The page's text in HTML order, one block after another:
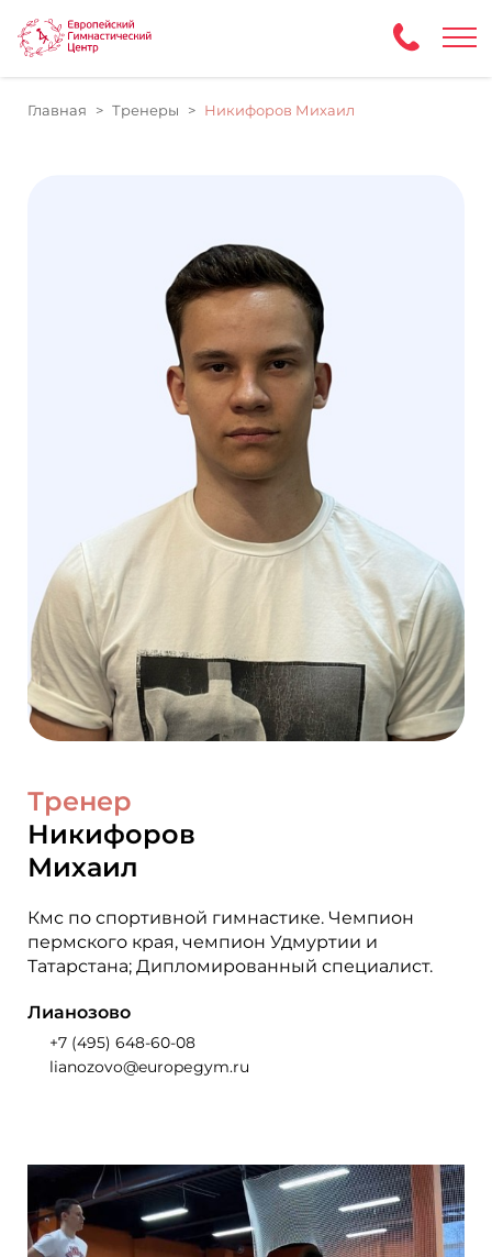
Главная Тренеры Никифоров Михаил
Тренер
Никифоров
Михаил
Кмс по спортивной гимнастике. Чемпион
пермского края, чемпион Удмуртии и
Татарстана; Дипломированный специалист.
Лианозово
+7 (495) 648-60-08
lianozovo@europеgym.ru